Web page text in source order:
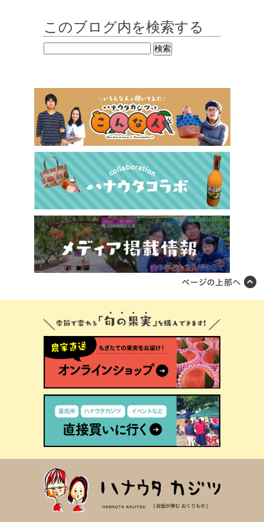
このブログ内を検索する